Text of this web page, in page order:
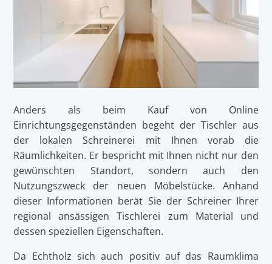
Anders als beim Kauf von Online
Einrichtungsgegenständen begeht der Tischler aus
der lokalen Schreinerei mit Ihnen vorab die
Räumlichkeiten. Er bespricht mit Ihnen nicht nur den
gewünschten Standort, sondern auch den
Nutzungszweck der neuen Möbelstücke. Anhand
dieser Informationen berät Sie der Schreiner Ihrer
regional ansässigen Tischlerei zum Material und
dessen speziellen Eigenschaften.
Da Echtholz sich auch positiv auf das Raumklima